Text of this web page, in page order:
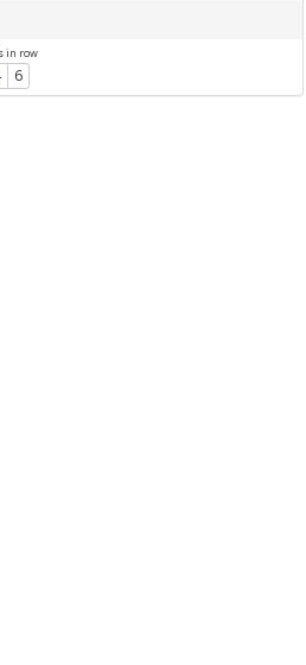
in row
6